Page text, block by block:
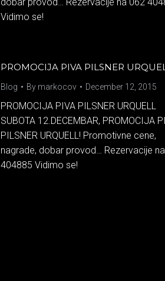
Vidimo se!
PROMOCIJA PIVA PILSNER
Blog By markocov December 12, 2015
PROMOCIJA PIVA PILSNER URQUELL
SUBOTA 12.DECEMBAR, PROMOCIJA
PILSNER URQUELL! Promotivne cene,
nagrade, dobar provod… Rezervacije
404885 Vidimo se!